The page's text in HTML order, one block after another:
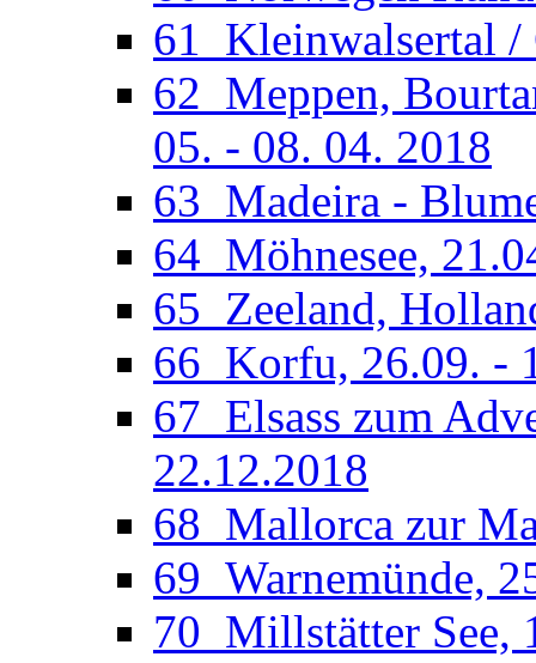
61_Kleinwalsertal /
62_Meppen,
05. - 08. 04. 2018
63_Madeira -
64_Möhnesee,
65_Zeeland,
66_Korfu, 26.09. -
67_Elsass zum
22.12.2018
68_Mallorca zur
69_Warnemünde,
70_Millstätter See,